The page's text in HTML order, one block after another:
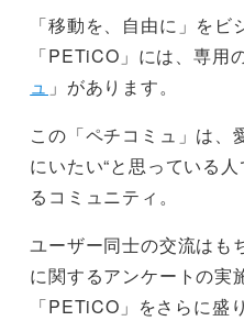
「移動を、自由に」をビ
「PETiCO」には、専用
ュ 」があります。
この「ペチコミュ」は、
にいたい“と思っている
るコミュニティ。
ユーザー同士の交流はも
に関するアンケートの実
「PETiCO」をさらに盛